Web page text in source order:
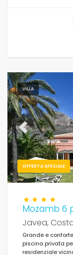
VILLA
OFFERTA SPECIALE
Previous
Mozamb 6
Javea,
Grande e
piscina privata
residenziale